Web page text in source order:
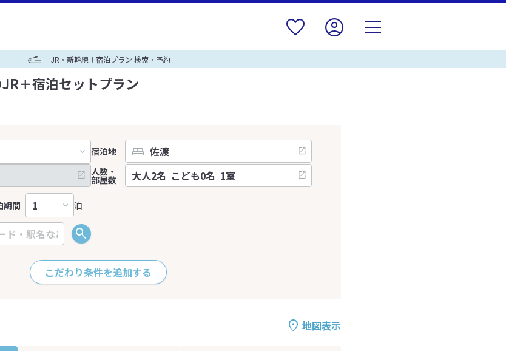
JR・新幹線＋宿泊プラン 検索・予約
＋宿泊セットプラン
宿泊地
期間 泊
人数・
部屋数
こだわり条件を追加する
地図表示